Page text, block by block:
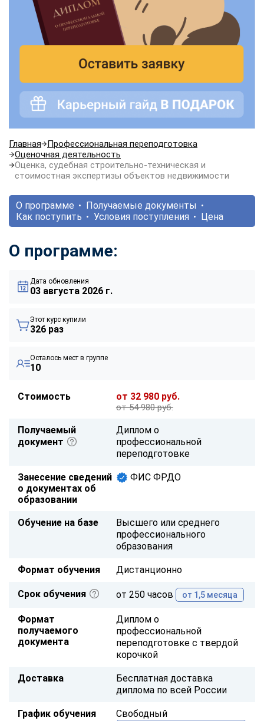
Главная
Профессиональная переподготовка
Оценочная деятельность
Оценка, судебная строительно-техническая и
стоимостная экспертизы объектов недвижимости
О программе
Получаемые документы
Как поступить
Условия поступления Цена
О программе:
Дата обновления
03 августа 2026 г.
Этот курс купили
326 раз
Осталось мест в группе
10
Стоимость от 32 980 руб.
от 54 980 руб.
Получаемый
документ
Диплом о
профессиональной
переподготовке
Занесение сведений
о документах об
образовании
ФИС ФРДО
Обучение на базе
Высшего или среднего
профессионального
образования
Формат обучения Дистанционно
Срок обучения от 250 часов от 1,5 месяца
Формат
получаемого
документа
Диплом о
профессиональной
переподготовке с твердой
корочкой
Доставка
Бесплатная доставка
диплома по всей России
График обучения Свободный